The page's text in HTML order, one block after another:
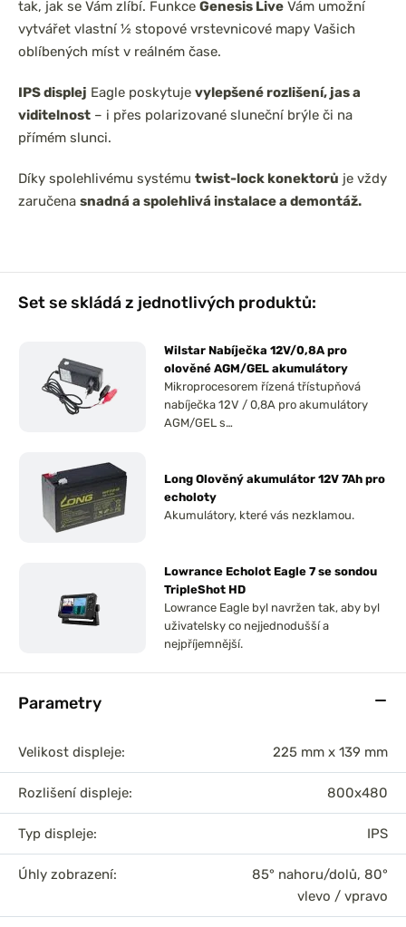
tak, jak se Vám zlíbí. Funkce Genesis Live Vám umožní
vytvářet vlastní ½ stopové vrstevnicové mapy Vašich
oblíbených míst v reálném čase.
IPS displej Eagle poskytuje vylepšené rozlišení, jas a
viditelnost – i přes polarizované sluneční brýle či na
přímém slunci.
Díky spolehlivému systému twist-lock konektorů je vždy
zaručena snadná a spolehlivá instalace a demontáž.
Set se skládá z jednotlivých produktů:
Wilstar Nabíječka 12V/0,8A pro
olověné AGM/GEL akumulátory
Mikroprocesorem řízená třístupňová
nabíječka 12V / 0,8A pro akumulátory
AGM/GEL s…
Long Olověný akumulátor 12V 7Ah pro
echoloty
Akumulátory, které vás nezklamou.
Lowrance Echolot Eagle 7 se sondou
TripleShot HD
Lowrance Eagle byl navržen tak, aby byl
uživatelsky co nejjednodušší a
nejpříjemnější.
Parametry
Velikost displeje: 225 mm x 139 mm
Rozlišení displeje: 800x480
Typ displeje: IPS
Úhly zobrazení:
85° nahoru/dolů, 80°
vlevo / vpravo